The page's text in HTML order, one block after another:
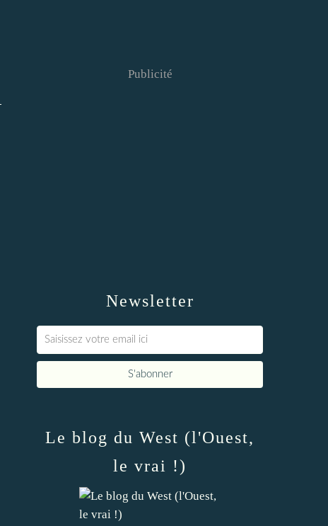
Newsletter
Publicité
Le blog du West (l'Ouest,
le vrai !)